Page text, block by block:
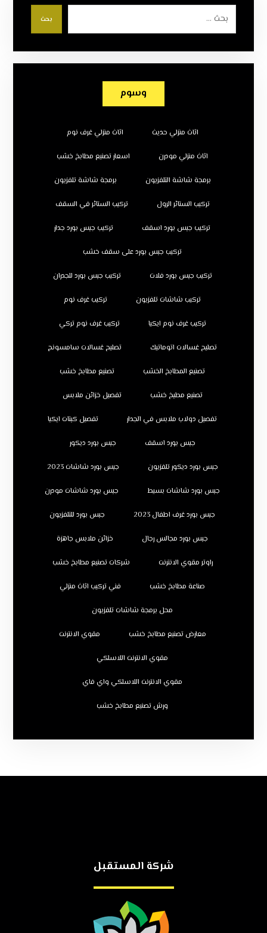
بحث
وسوم
اثاث منزلي حديث اثاث منزلي غرف نوم
اثاث منزلي مودرن اسعار تصنيع مطابخ خشب
برمجة شاشة التلفزيون برمجة شاشة تلفزيون
تركيب الستائر الرول تركيب الستائر في السقف
تركيب جبس بورد اسقف تركيب جبس بورد جدار
تركيب جبس بورد على سقف خشب
تركيب جبس بورد فلات تركيب جبس بورد للجدران
تركيب شاشات تلفزيون تركيب غرف نوم
تركيب غرف نوم ايكيا تركيب غرف نوم تركي
تصليح غسالات اتوماتيك تصليح غسالات سامسونج
تصنيع المطابخ الخشب تصنيع مطابخ خشب
تصنيع مطبخ خشب تفصيل خزائن ملابس
تفصيل دولاب ملابس في الجدار تفصيل كبتات ايكيا
جبس بورد اسقف جبس بورد ديكور
جبس بورد ديكور تلفزيون جبس بورد شاشات 2023
جبس بورد شاشات بسيط جبس بورد شاشات مودرن
جبس بورد غرف اطفال 2023 جبس بورد للتلفزيون
جبس بورد مجالس رجال خزائن ملابس جاهزة
راوتر مقوي الانترنت شركات تصنيع مطابخ خشب
صناعة مطابخ خشب فني تركيب اثاث منزلي
محل برمجة شاشات تلفزيون
معارض تصنيع مطابخ خشب مقوي الانترنت
مقوي الانترنت اللاسلكي
مقوي الانترنت اللاسلكي واي فاي
ورش تصنيع مطابخ خشب
شركة المستقبل